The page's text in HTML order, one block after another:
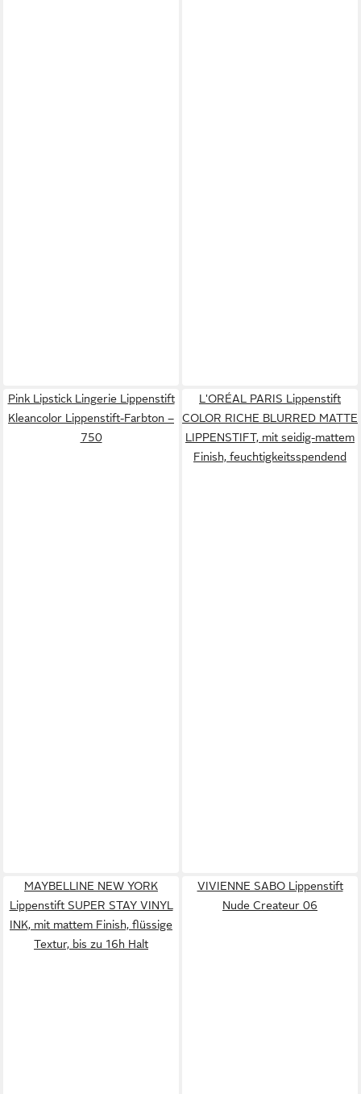
Pink Lipstick Lingerie Lippenstift
Kleancolor Lippenstift-Farbton –
750
L'ORÉAL PARIS Lippenstift
COLOR RICHE BLURRED MATTE
LIPPENSTIFT, mit seidig-mattem
Finish, feuchtigkeitsspendend
MAYBELLINE NEW YORK
Lippenstift SUPER STAY VINYL
INK, mit mattem Finish, flüssige
Textur, bis zu 16h Halt
VIVIENNE SABO Lippenstift
Nude Createur 06